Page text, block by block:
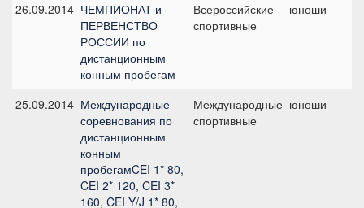
26.09.2014 ЧЕМПИОНАТ и
ПЕРВЕНСТВО
РОССИИ по
дистанционным
конным пробегам
Всероссийские
спортивные
юноши
25.09.2014 Международные
соревнования по
дистанционным
конным
пробегамCEI 1* 80,
CEI 2* 120, CEI 3*
160, CEI Y/J 1* 80,
Международные
спортивные
юноши